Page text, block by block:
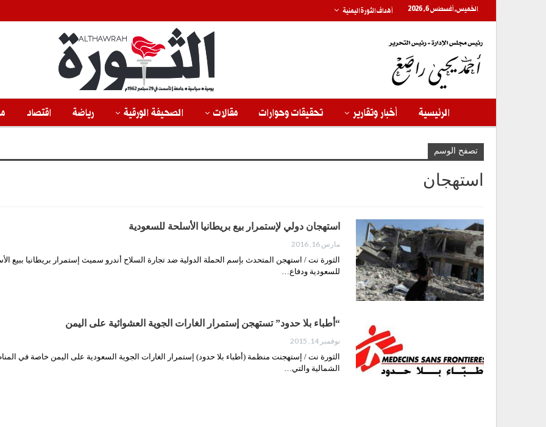
الخميس, أغسطس 6, 2026 أهداف الثورة اليمنية
الرئيسية أخبار وتقارير تحقيقات وحوارات مقالات الصحيفة الورقية رياضة اقتصاد
تصفح الوسم
استهجان
استهجان دولي لإستمرار بيع بريطانيا الأسلحة للسعودية
مارس 16, 2016
الثورة نت / استهجن المتحدث بإسم الحملة الدولية ضد تجارة السلاح أندرو سميث إستمرار بريطانيا ببيع
للسعودية ودفاع…
“أطباء بلا حدود” تستهجن إستمرار الغارات الجوية العشوائية على اليمن
نوفمبر 14, 2015
الثورة نت / إستهجنت منظمة (أطباء بلا حدود) إستمرار الغارات الجوية السعودية على اليمن خاصة في
الشمالية والتي…